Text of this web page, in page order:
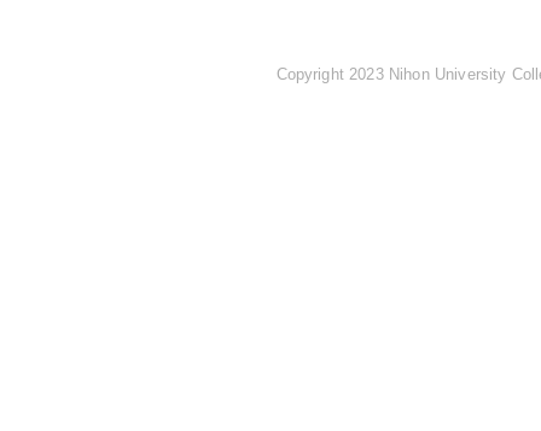
Copyright 2023 Nihon University